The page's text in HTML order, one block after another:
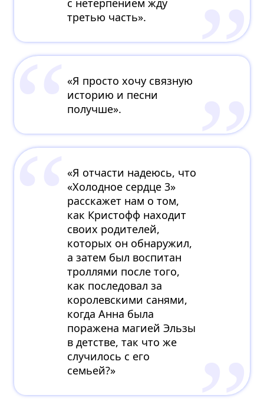
третью часть».
«Я просто хочу связную
историю и песни
получше».
«Я отчасти надеюсь, что
«Холодное сердце 3»
расскажет нам о том,
как Кристофф находит
своих родителей,
которых он обнаружил,
а затем был воспитан
троллями после того,
как последовал за
королевскими санями,
когда Анна была
поражена магией Эльзы
в детстве, так что же
случилось с его
семьей?»